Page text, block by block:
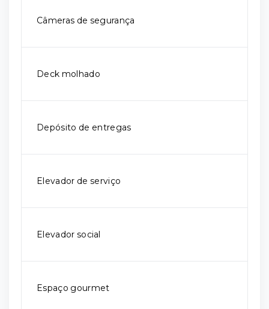
Câmeras de segurança
Deck molhado
Depósito de entregas
Elevador de serviço
Elevador social
Espaço gourmet